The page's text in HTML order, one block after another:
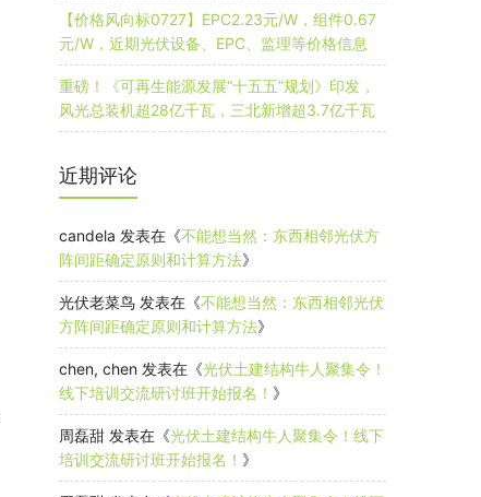
【价格风向标0727】EPC2.23元/W，组件0.67
元/W，近期光伏设备、EPC、监理等价格信息
重磅！《可再生能源发展“十五五”规划》印发，
风光总装机超28亿千瓦，三北新增超3.7亿千瓦
近期评论
candela 发表在《不能想当然：东西相邻光伏方
阵间距确定原则和计算方法》
光伏老菜鸟 发表在《不能想当然：东西相邻光伏
方阵间距确定原则和计算方法》
chen, chen 发表在《光伏土建结构牛人聚集令！
线下培训交流研讨班开始报名！ 》
周磊甜 发表在《光伏土建结构牛人聚集令！线下
培训交流研讨班开始报名！ 》